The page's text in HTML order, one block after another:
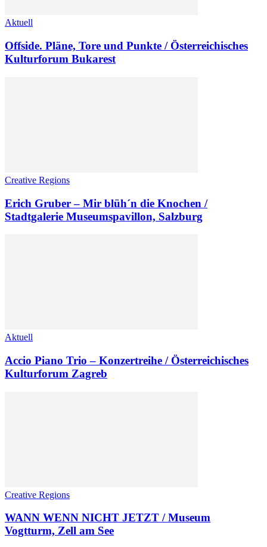
Aktuell
Offside. Pläne, Tore und Punkte / Österreichisches
Kulturforum Bukarest
Creative Regions
Erich Gruber – Mir blüh´n die Knochen /
Stadtgalerie Museumspavillon, Salzburg
Aktuell
Accio Piano Trio – Konzertreihe / Österreichisches
Kulturforum Zagreb
Creative Regions
WANN WENN NICHT JETZT / Museum
Vogtturm, Zell am See